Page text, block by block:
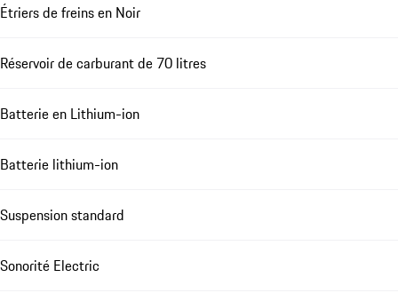
Étriers de freins en Noir
Réservoir de carburant de 70 litres
Batterie en Lithium-ion
Batterie lithium-ion
Suspension standard
Sonorité Electric